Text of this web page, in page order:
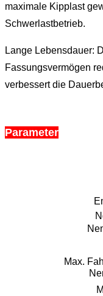
maximale Kipplast
Schwerlastbetrieb.
Lange Lebensdauer:
Fassungsvermögen
verbessert die
Parameter
Max.